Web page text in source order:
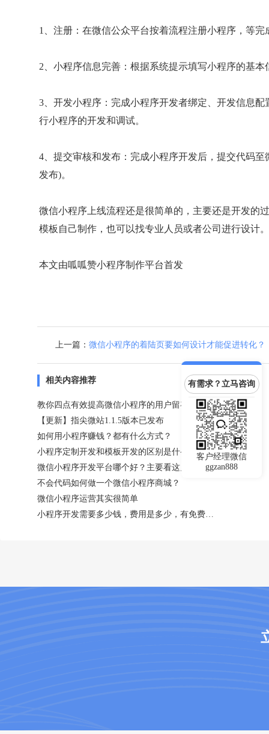
1、注册：在微信公众平台按着流程注册小程序，等
2、小程序信息完善：根据系统提示填写小程序的基
3、开发小程序：完成小程序开发者绑定、开发信息
行小程序的开发和调试。
4、提交审核和发布：完成小程序开发后，提交代码
发布)。
微信小程序上线流程还是很简单的，主要还是开发的
模板自己制作，也可以找专业人员或者公司进行设计。
本文由呱呱赞小程序制作平台首发
上一篇： 微信小程序的着陆页要如何设计才能促进转化？
相关内容推荐
教你四点有效提高微信小程序的用户留存率！
【更新】指尖微站1.1.5版本已发布
如何用小程序赚钱？都有什么方式？
小程序定制开发和模板开发的区别是什么？
微信小程序开发平台哪个好？主要看这几点
不会代码如何做一个微信小程序商城？
微信小程序运营其实很简单
小程序开发需要多少钱，费用是多少，有免费吗？
有需求？立马咨询
客户经理微信
ggzan888